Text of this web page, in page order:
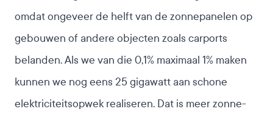
omdat ongeveer de helft van de zonnepanelen op
gebouwen of andere objecten zoals carports
belanden. Als we van die 0,1% maximaal 1% maken
kunnen we nog eens 25 gigawatt aan schone
elektriciteitsopwek realiseren. Dat is meer zonne-